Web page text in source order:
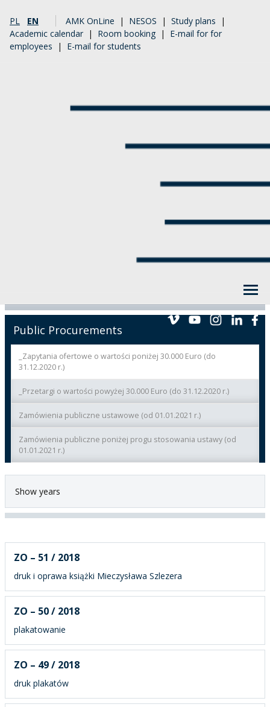
PL EN AMK OnLine | NESOS | Study plans |
Academic calendar | Room booking | E-mail for for
employees | E-mail for students
Public Procurements
_Zapytania ofertowe o wartości poniżej 30.000 Euro (do
31.12.2020 r.)
_Przetargi o wartości powyżej 30.000 Euro (do 31.12.2020 r.)
Zamówienia publiczne ustawowe (od 01.01.2021 r.)
Zamówienia publiczne poniżej progu stosowania ustawy (od
01.01.2021 r.)
Show years
ZO – 51 / 2018
druk i oprawa książki Mieczysława Szlezera
ZO – 50 / 2018
plakatowanie
ZO – 49 / 2018
druk plakatów